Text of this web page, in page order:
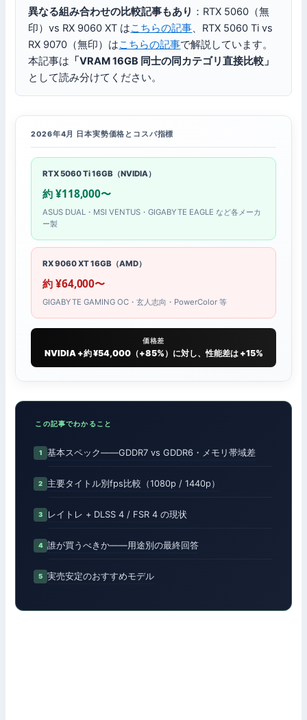
異なる組み合わせの比較記事もあり ：RTX 5060（無
印）vs RX 9060 XT はこちらの記事、RTX 5060 Ti vs
RX 9070（無印）はこちらの記事で解説しています。
本記事は 「VRAM 16GB 同士の同カテゴリ直接比較」
として読み分けてください。
2026年4月 日本実勢価格とコスパ指標
RTX 5060 Ti 16GB（NVIDIA）
約 ¥118,000〜
ASUS DUAL・MSI VENTUS・GIGABYTE EAGLE など各メーカ
ー製
RX 9060 XT 16GB（AMD）
約 ¥64,000〜
GIGABYTE GAMING OC・玄人志向・PowerColor 等
価格差
NVIDIA +約 ¥54,000（+85%）に対し、性能差は +15%
この記事でわかること
基本スペック——GDDR7 vs GDDR6・メモリ帯域差
主要タイトル別fps比較（1080p / 1440p）
レイトレ + DLSS 4 / FSR 4 の現状
誰が買うべきか——用途別の最終回答
実売安定のおすすめモデル